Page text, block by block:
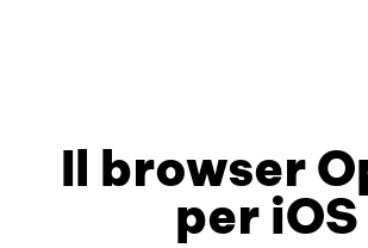
Il browser
per iOS